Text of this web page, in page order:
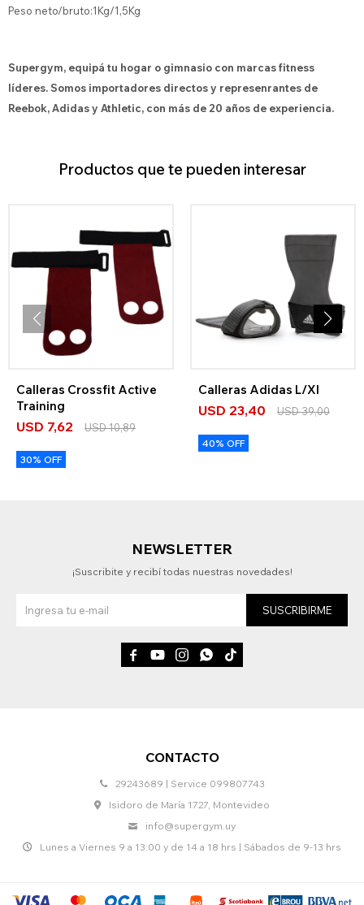
Peso neto/bruto:1Kg/1,5Kg
Supergym, equipá tu hogar o gimnasio con marcas fitness
líderes. Somos importadores directos y represenrantes de
Reebok, Adidas y Athletic, con más de 20 años de experiencia.
Productos que te pueden interesar
Calleras Crossfit Active
Training
USD 7,62 USD10,89
30% OFF
Calleras Adidas L/Xl
USD 23,40 USD39,00
40% OFF
CONTACTO
29243689 | Service 099807743
Isidoro de María 1727, Montevideo
info@supergym.uy
Lunes a Viernes 9 a 13:00 y de 14 a 18 hrs | Sábados de 9-13 hrs
NEWSLETTER
¡Suscribite y recibí todas nuestras novedades!
SUSCRIBIRME
    